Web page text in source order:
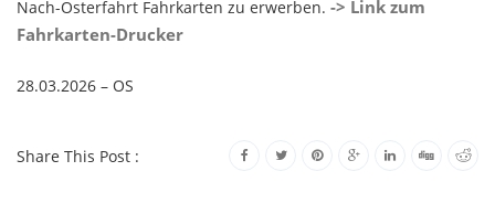
Nach-Osterfahrt Fahrkarten zu erwerben. -> Link zum
Fahrkarten-Drucker
28.03.2026 – OS
Share This Post :